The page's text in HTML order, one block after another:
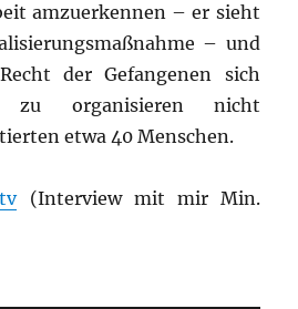
amzuerkennen – er sieht
– und
der Gefangenen sich
zu organisieren nicht
etwa 40 Menschen.
(Interview mit mir Min.